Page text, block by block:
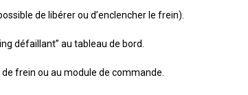
de libérer ou d’enclencher le frein).
défaillant” au tableau de bord.
frein ou au module de commande.